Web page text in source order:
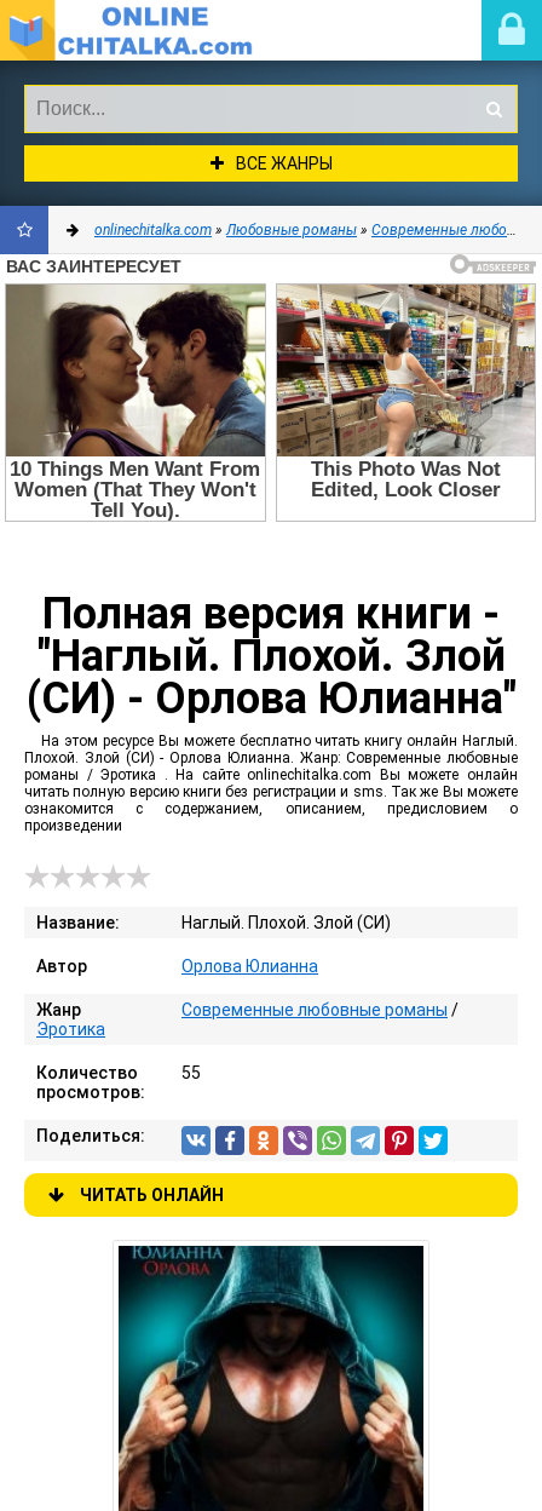
ВСЕ ЖАНРЫ
ДОБАВИТЬ
ЗАКЛАДКИ
onlinechitalka.com »Любовные романы » Современные любовные романы
Полная версия книги -
"Наглый. Плохой. Злой
(СИ) - Орлова Юлианна"
На этом ресурсе Вы можете бесплатно читать книгу онлайн Наглый.
Плохой. Злой (СИ) - Орлова Юлианна. Жанр: Современные любовные
романы / Эротика . На сайте onlinechitalka.com Вы можете онлайн
читать полную версию книги без регистрации и sms. Так же Вы можете
ознакомится с содержанием, описанием, предисловием о
произведении
Название: Наглый. Плохой. Злой (СИ)
Автор Орлова Юлианна
Жанр Современные любовные романы /
Эротика
Количество
просмотров:
55
Поделиться:
ЧИТАТЬ ОНЛАЙН